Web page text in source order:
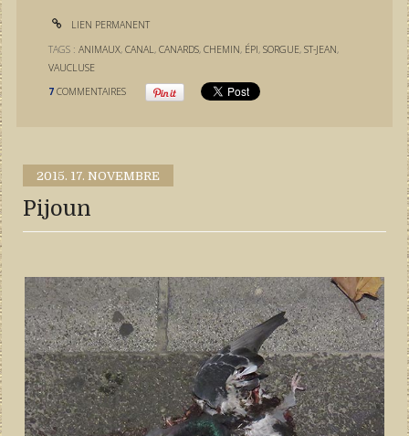
LIEN PERMANENT
TAGS :ANIMAUX,CANAL ,CANARDS,CHEMIN, ÉPI,SORGUE,ST-JEAN,
VAUCLUSE
7 COMMENTAIRES
2015. 17. NOVEMBRE
Pijoun